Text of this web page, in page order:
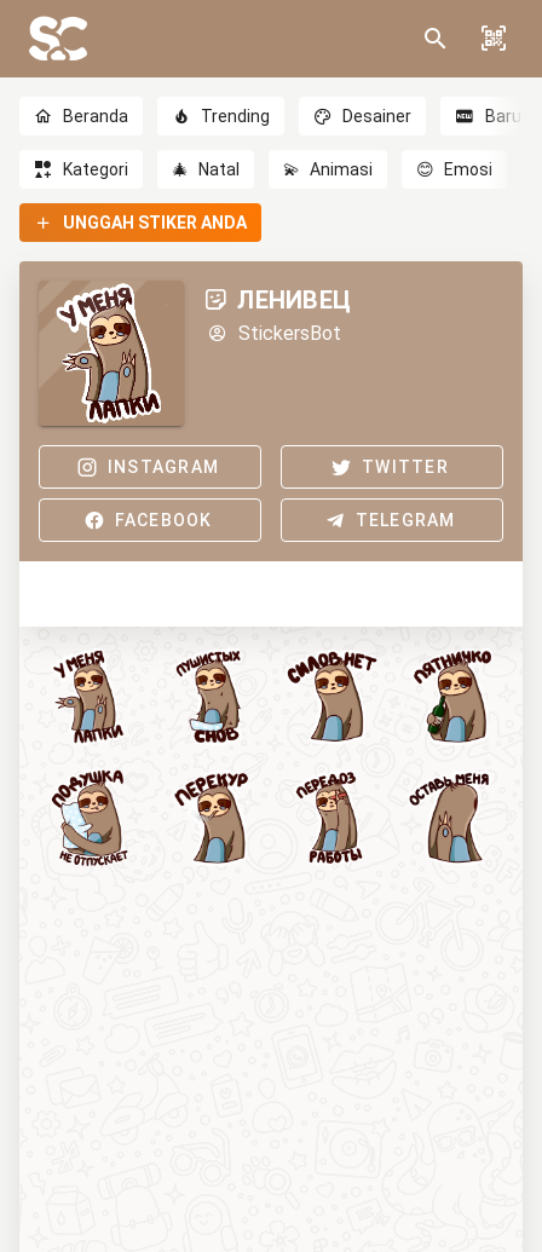
Beranda Trending Desainer Baru
Kategori 🎄 Natal 💫 Animasi 😊 Emosi
UNGGAH STIKER ANDA
ЛЕНИВЕЦ
StickersBot
INSTAGRAM TWITTER
FACEBOOK TELEGRAM